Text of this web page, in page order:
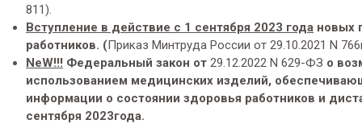
811).
Вступление в действие с 1 сентября 2023 года новых
работников. (Приказ Минтруда России от 29.10.2021 N
NeW!!! Федеральный закон от 29.12.2022 N 629-ФЗ о
использованием медицинских изделий,
информации о состоянии здоровья работников и
сентября 2023года.